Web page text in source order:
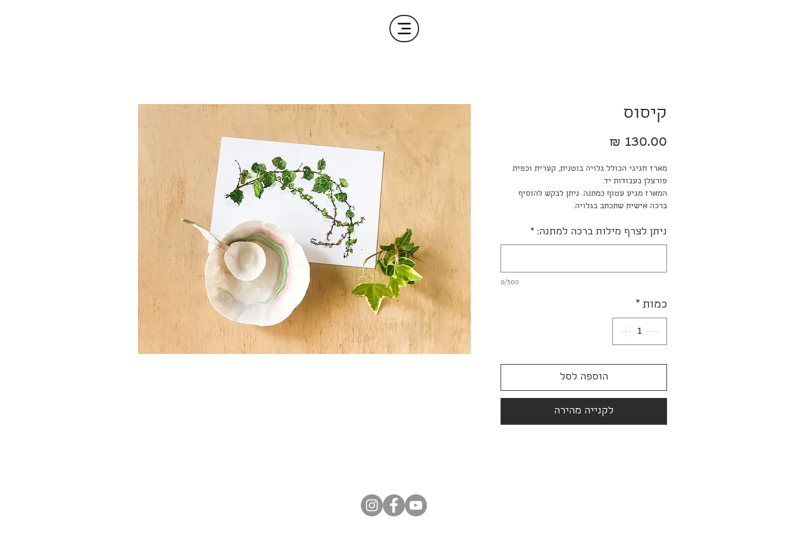
קיסוס
מארז חגיגי הכולל גלויה בוטנית, קערית וכפית
פורצלן בעבודות יד.
המארז מגיע עטוף כמתנה. ניתן לבקש להוסיף
ברכה אישית שתכתב בגלויה.
ניתן לצרף מילות ברכה למתנה: *
0/500
כמות *
הוספה לסל
לקנייה מהירה